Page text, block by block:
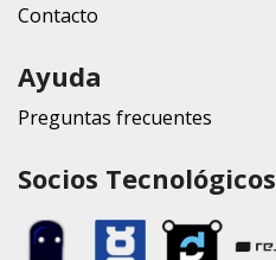
Contacto
Ayuda
Preguntas frecuentes
Socios Tecnológicos